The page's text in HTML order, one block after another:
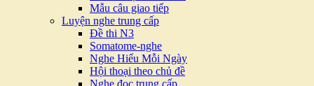
Mẫu câu giao tiếp
Luyện nghe trung cấp
Đề thi N3
Somatome-nghe
Nghe Hiểu Mỗi Ngày
Hội thoại theo chủ đề
Nghe đọc trung cấp